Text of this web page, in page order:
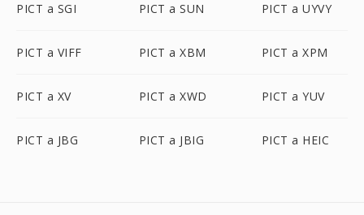
PICT a SGI PICT a SUN PICT a UYVY
PICT a VIFF PICT a XBM PICT a XPM
PICT a XV PICT a XWD PICT a YUV
PICT a JBG PICT a JBIG PICT a HEIC